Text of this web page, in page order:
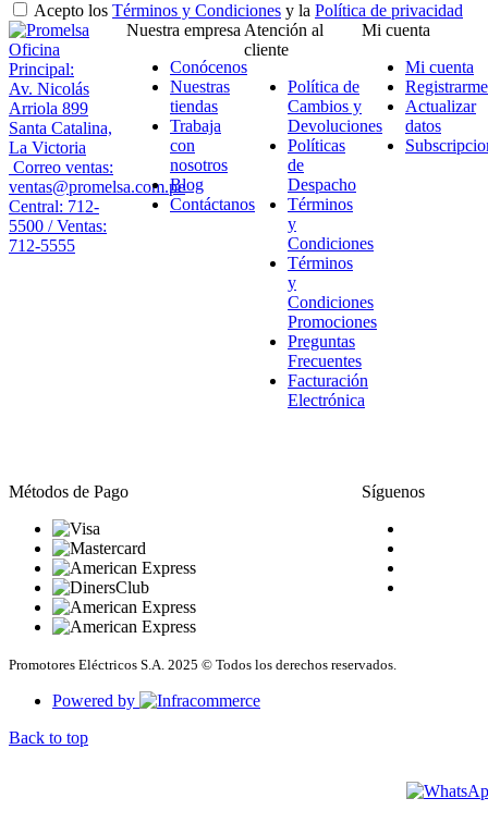
Acepto los Términos y Condiciones y la Política de privacidad
Oficina
Principal:
Av. Nicolás
Arriola 899
Santa Catalina,
La Victoria
Correo ventas:
ventas@promelsa.com.pe
Central: 712-
5500 / Ventas:
712-5555
Nuestra empresa
Conócenos
Nuestras
tiendas
Trabaja
con
nosotros
Blog
Contáctanos
Atención al
cliente
Política de
Cambios y
Devoluciones
Políticas
de
Despacho
Términos
y
Condiciones
Términos
y
Condiciones
Promociones
Preguntas
Frecuentes
Facturación
Electrónica
Mi cuenta
Mi cuenta
Registrarme
Actualizar
datos
Métodos de Pago Síguenos
Promotores Eléctricos S.A. 2025 © Todos los derechos reservados.
Powered by
Back to top